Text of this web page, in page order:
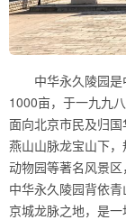
中华永久陵园
1000亩，于一九九
面向北京市民及归
燕山山脉龙宝山下
动物园等著名风景区
中华永久陵园背依
京城龙脉之地，是